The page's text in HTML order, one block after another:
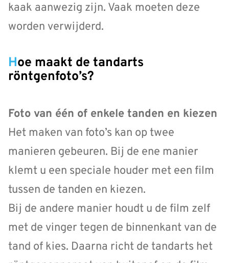
kaak aanwezig zijn. Vaak moeten deze
worden verwijderd.
Hoe maakt de tandarts
röntgenfoto’s?
Foto van één of enkele tanden en kiezen
Het maken van foto’s kan op twee
manieren gebeuren. Bij de ene manier
klemt u een speciale houder met een film
tussen de tanden en kiezen.
Bij de andere manier houdt u de film zelf
met de vinger tegen de binnenkant van de
tand of kies. Daarna richt de tandarts het